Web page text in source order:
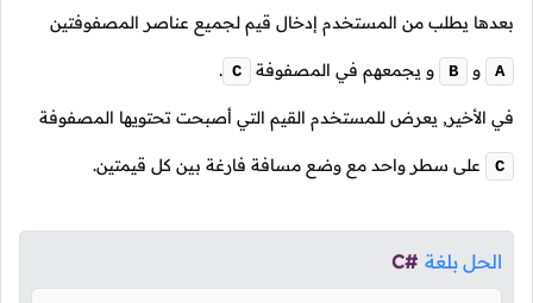
بعدها يطلب من المستخدم إدخال قيم لجميع عناصر المصفوفتين
A و B و يجمعهم في المصفوفة C
.
في الأخير, يعرض للمستخدم القيم التي أصبحت تحتويها المصفوفة
C على سطر واحد مع وضع مسافة فارغة بين كل قيمتين.
الحل بلغة C#